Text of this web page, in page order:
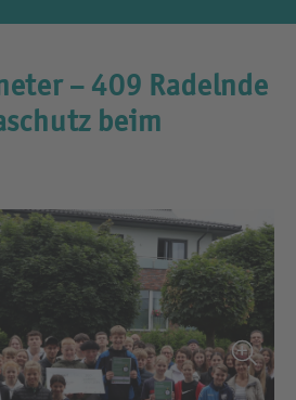
– 409 Radelnde
beim